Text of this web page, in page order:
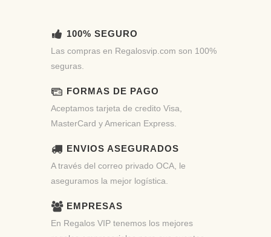
100% SEGURO
Las compras en Regalosvip.com son 100%
seguras.
FORMAS DE PAGO
Aceptamos tarjeta de credito Visa,
MasterCard y American Express.
ENVIOS ASEGURADOS
A través del correo privado OCA, le
aseguramos la mejor logística.
EMPRESAS
En Regalos VIP tenemos los mejores